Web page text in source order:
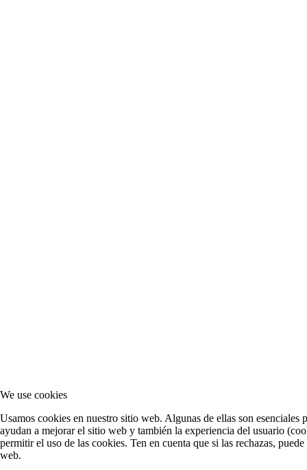
We use cookies
Usamos cookies en nuestro sitio web. Algunas de ellas son
ayudan a mejorar el sitio web y también la experiencia del usuario
permitir el uso de las cookies. Ten en cuenta que si las rechazas,
web.